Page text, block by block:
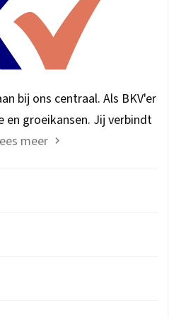
bij ons centraal. Als BKV'er
groeikansen. Jij verbindt
meer